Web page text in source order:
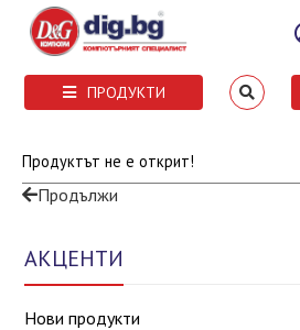
ПРОДУКТИ
Продуктът не е открит!
Продължи
АКЦЕНТИ
Нови продукти